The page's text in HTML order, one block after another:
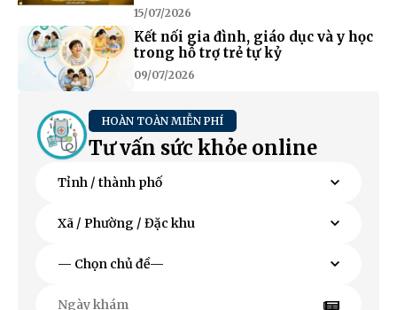
15/07/2026
Kết nối gia đình, giáo dục và y học
trong hỗ trợ trẻ tự kỷ
09/07/2026
HOÀN TOÀN MIỄN PHÍ
Tư vấn sức khỏe online